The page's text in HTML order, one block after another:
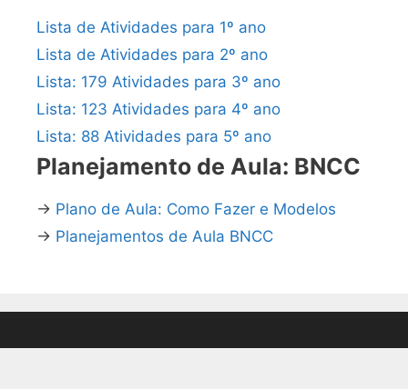
Lista de Atividades para 1º ano
Lista de Atividades para 2º ano
Lista: 179 Atividades para 3º ano
Lista: 123 Atividades para 4º ano
Lista: 88 Atividades para 5º ano
Planejamento de Aula: BNCC
→ Plano de Aula: Como Fazer e Modelos
→ Planejamentos de Aula BNCC